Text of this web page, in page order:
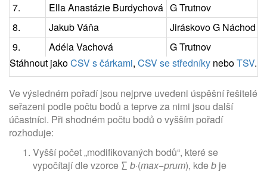
7.
Ella Anastázie Burdychová G Trutnov
8.
Jakub Váňa
Jiráskovo G Náchod
9.
Adéla Vachová
G Trutnov
Stáhnout jakoCSV s čárkami, CSV se středníky neboTSV.
Ve výsledném pořadí jsou nejprve uvedeni úspěšní řešitelé
seřazeni podle počtu bodů a teprve za nimi jsou další
účastníci. Při shodném počtu bodů o vyšším pořadí
rozhoduje:
Vyšší počet „modifikovaných bodů“, které se
vypočítají dle vzorce ∑ b·(max−prum), kdeb je